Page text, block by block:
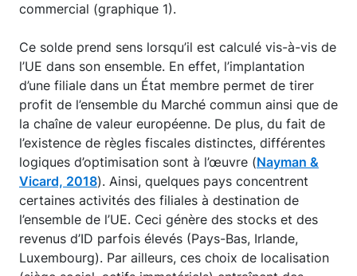
commercial (graphique 1).
Ce solde prend sens lorsqu’il est calculé vis-à-vis de
l’UE dans son ensemble. En effet, l’implantation
d’une filiale dans un État membre permet de tirer
profit de l’ensemble du Marché commun ainsi que de
la chaîne de valeur européenne. De plus, du fait de
l’existence de règles fiscales distinctes, différentes
logiques d’optimisation sont à l’œuvre (Nayman &
Vicard, 2018). Ainsi, quelques pays concentrent
certaines activités des filiales à destination de
l’ensemble de l’UE. Ceci génère des stocks et des
revenus d’ID parfois élevés (Pays-Bas, Irlande,
Luxembourg). Par ailleurs, ces choix de localisation